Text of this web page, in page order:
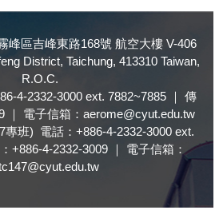
峰區吉峰東路168號 航空大樓 V-406
District, Taichung, 413310 Taiwan,
R.O.C.
4-2332-3000 ext. 7882~7885 ｜ 傳
｜ 電子信箱：aerome@cyut.edu.tw
專班) 電話：+886-4-2332-3000 ext.
+886-4-2332-3009 ｜ 電子信箱：